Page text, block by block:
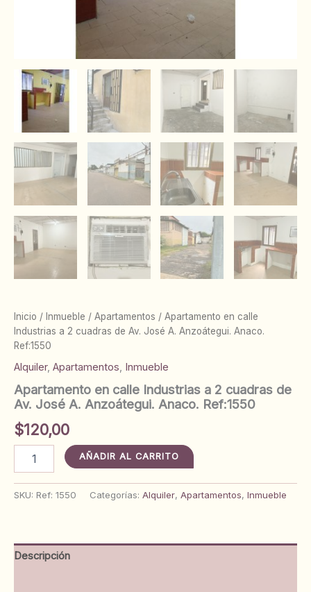
Inicio / Inmueble / Apartamentos / Apartamento en calle
Industrias a 2 cuadras de Av. José A. Anzoátegui. Anaco.
Ref:1550
Alquiler, Apartamentos, Inmueble
Apartamento en calle Industrias a 2 cuadras de
Av. José A. Anzoátegui. Anaco. Ref:1550
$120,00
Apartamento
Industrias
de
Av.
AÑADIR AL CARRITO
SKU: Ref: 1550 Categorías: Alquiler, Apartamentos, Inmueble
Descripción